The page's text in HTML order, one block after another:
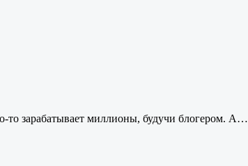
то зарабатывает миллионы, будучи блогером. А…